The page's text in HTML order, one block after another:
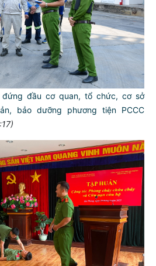
đứng đầu cơ quan, tổ chức, cơ sở
bảo dưỡng phương tiện PCCC
TƯ CÁCH
AN CÁCH MỆNH LÀ:
LIÊM, CHÍNH
ÁI GIÚP ĐỠ
TRUNG THÀNH